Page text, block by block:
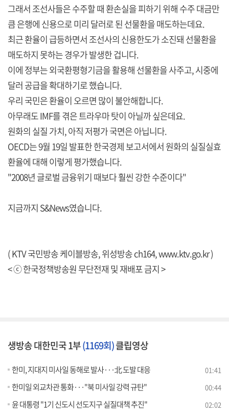
그래서 조선사들은 수주할 때 환손실을 피하기 위해 수주 대금만
큼 은행에 신용으로 미리 달러로 된 선물환을 매도하는데요.
최근 환율이 급등하면서 조선사의 신용한도가 소진돼 선물환을
매도하지 못하는 경우가 발생한 겁니다.
이에 정부는 외국환평형기금을 활용해 선물환을 사주고, 시중에
달러 공급을 확대하기로 했습니다.
우리 국민은 환율이 오르면 많이 불안해합니다.
아무래도 IMF를 겪은 트라우마 탓이 아닐까 싶은데요.
원화의 실질 가치, 아직 저평가 국면은 아닙니다.
OECD는 9월 19일 발표한 한국경제 보고서에서 원화의 실질실효
환율에 대해 이렇게 평가했습니다.
"2008년 글로벌 금융위기 때보다 훨씬 강한 수준이다"
지금까지 S&News였습니다.
( KTV 국민방송 케이블방송, 위성방송 ch164,www.ktv.go.kr)
< ⓒ 한국정책방송원 무단전재 및 재배포 금지 >
생방송 대한민국 1부(1169회)클립영상
한미, 지대지 미사일 동해로 발사···北 도발 대응 01:41
한미일 외교차관 통화···"북 미사일 강력 규탄" 00:44
윤 대통령 "1기 신도시 선도지구 실질대책 추진" 02:02